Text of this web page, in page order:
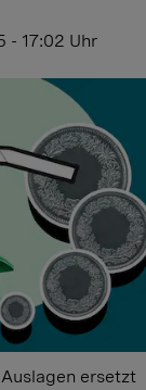
- 17:02 Uhr
ersetzt